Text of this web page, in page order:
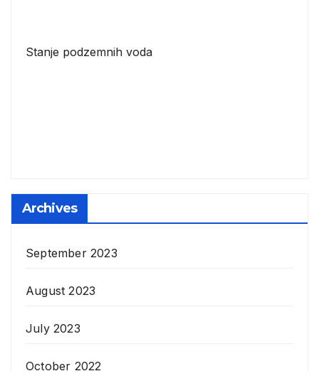
Stanje podzemnih voda
Archives
September 2023
August 2023
July 2023
October 2022